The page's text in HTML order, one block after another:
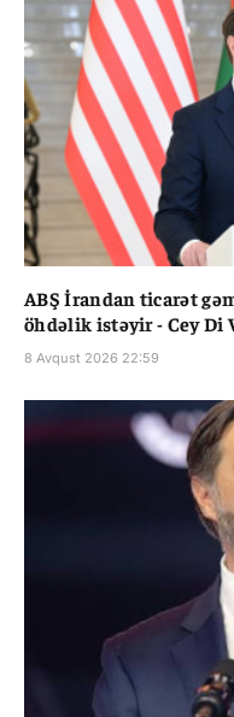
ABŞ İrandan ticarət
öhdəlik istəyir - Cey Di
8 Avqust 2026 22:59